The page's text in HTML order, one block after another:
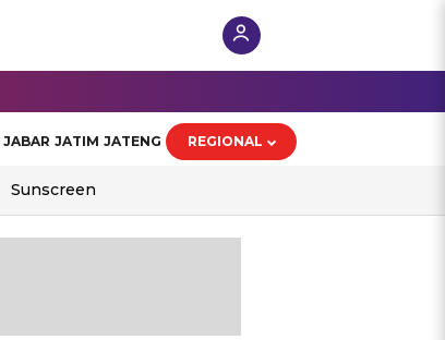
JABAR JATIM JATENG REGIONAL
Sunscreen